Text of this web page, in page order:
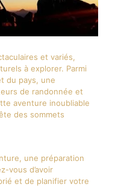
et variés,
à explorer. Parmi
du pays, une
de randonnée et
aventure inoubliable
des sommets
une préparation
vous d’avoir
et de planifier votre